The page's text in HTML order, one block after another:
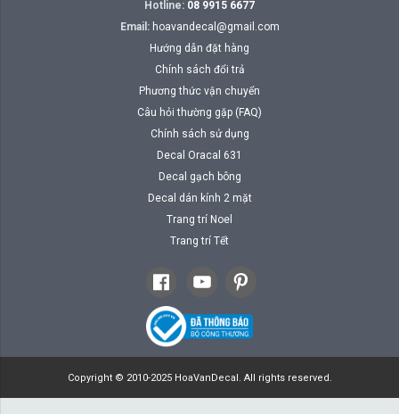
Hotline: 08 9915 6677
Email: hoavandecal@gmail.com
Hướng dẫn đặt hàng
Chính sách đổi trả
Phương thức vận chuyển
Câu hỏi thường gặp (FAQ)
Chính sách sử dụng
Decal Oracal 631
Decal gạch bông
Decal dán kính 2 mặt
Trang trí Noel
Trang trí Tết
Copyright © 2010-2025 HoaVanDecal. All rights reserved.